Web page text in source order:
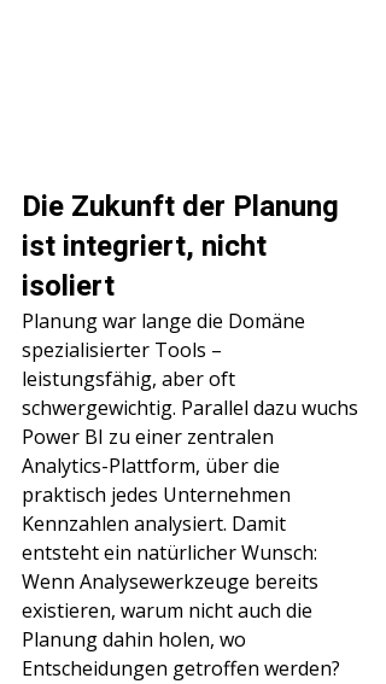
Die Zukunft der Planung
ist integriert, nicht
isoliert
Planung war lange die Domäne
spezialisierter Tools –
leistungsfähig, aber oft
schwergewichtig. Parallel dazu wuchs
Power BI zu einer zentralen
Analytics-Plattform, über die
praktisch jedes Unternehmen
Kennzahlen analysiert. Damit
entsteht ein natürlicher Wunsch:
Wenn Analysewerkzeuge bereits
existieren, warum nicht auch die
Planung dahin holen, wo
Entscheidungen getroffen werden?